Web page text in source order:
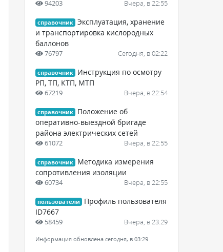
94203 Вчера, в 22:55
справочник Эксплуатация, хранение
и транспортировка кислородных
баллонов
76797 Сегодня, в 02:22
справочник
Инструкция по осмотру
РП, ТП, КТП, МТП
67219 Вчера, в 22:54
справочник
Положение об
оперативно-выездной бригаде
района электрических сетей
61072 Вчера, в 22:55
справочник
Методика измерения
сопротивления изоляции
60734 Вчера, в 22:55
пользователи
Профиль пользователя
ID7667
58459 Вчера, в 23:29
Информация обновлена сегодня, в 03:29